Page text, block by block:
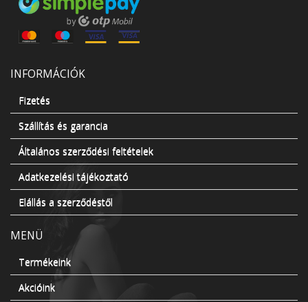
INFORMÁCIÓK
Fizetés
Szállítás és garancia
Általános szerződési feltételek
Adatkezelési tájékoztató
Elállás a szerződéstől
MENÜ
Termékeink
Akcióink